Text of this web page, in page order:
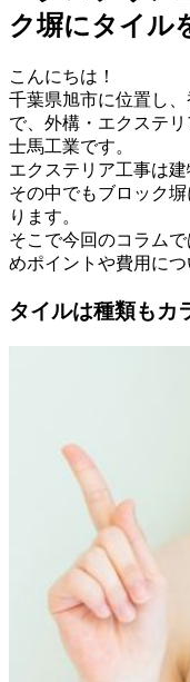
ク塀にタイル
こんにちは！
千葉県旭市に位置し
で、外構・エクステ
士馬工業です。
エクステリア工事は
その中でもブロック
ります。
そこで今回のコラム
めポイントや費用につ
タイルは種類もカ